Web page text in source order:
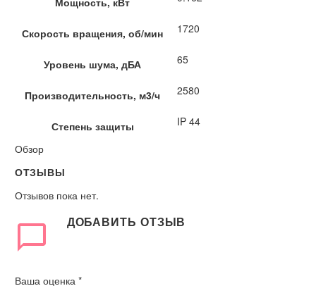
Скорость вращения, об/мин 1720
Уровень шума, дБА 65
Производительность, м3/ч 2580
Степень защиты
IP 44
Обзор
ОТЗЫВЫ
Отзывов пока нет.
ДОБАВИТЬ ОТЗЫВ
Ваша оценка *